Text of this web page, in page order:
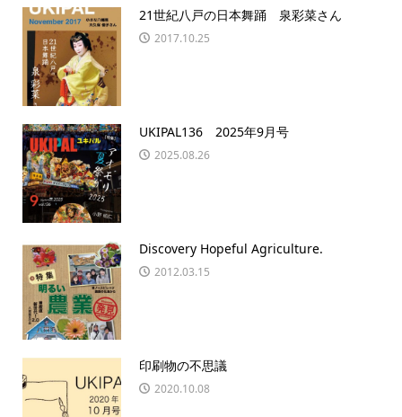
21世紀八戸の日本舞踊 泉彩菜さん
2017.10.25
UKIPAL136 2025年9月号
2025.08.26
Discovery Hopeful Agriculture.
2012.03.15
印刷物の不思議
2020.10.08